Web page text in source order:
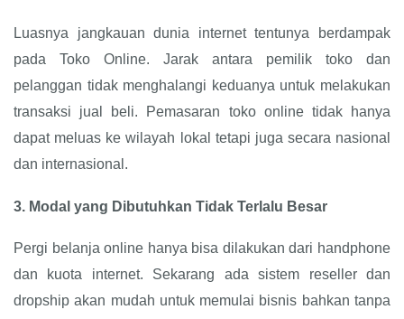
Luasnya jangkauan dunia internet tentunya berdampak
pada Toko Online. Jarak antara pemilik toko dan
pelanggan tidak menghalangi keduanya untuk melakukan
transaksi jual beli. Pemasaran toko online tidak hanya
dapat meluas ke wilayah lokal tetapi juga secara nasional
dan internasional.
3. Modal yang Dibutuhkan Tidak Terlalu Besar
Pergi belanja online hanya bisa dilakukan dari handphone
dan kuota internet. Sekarang ada sistem reseller dan
dropship akan mudah untuk memulai bisnis bahkan tanpa